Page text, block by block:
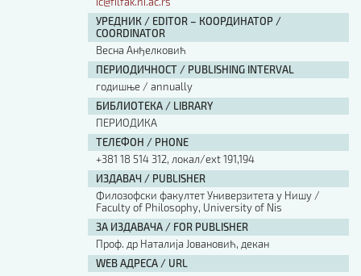
УРЕДНИК / EDITOR – КООРДИНАТОР /
COORDINATOR
Весна Анђелковић
ПЕРИОДИЧНОСТ / PUBLISHING INTERVAL
годишње / annually
БИБЛИОТЕКА / LIBRARY
ПЕРИОДИКА
ТЕЛЕФОН / PHONE
+381 18 514 312, локал/ext 191,194
ИЗДАВАЧ / PUBLISHER
Филозофски факултет Универзитета у Нишу /
Faculty of Philosophy, University of Nis
ЗА ИЗДАВАЧА / FOR PUBLISHER
Проф. др Наталија Јовановић, декан
WEB АДРЕСА / URL